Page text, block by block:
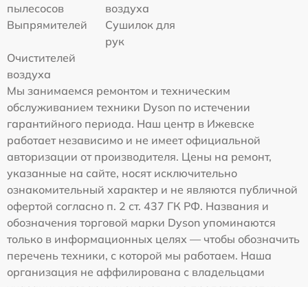
пылесосов
воздуха
Выпрямителей
Сушилок для
рук
Очистителей
воздуха
Мы занимаемся ремонтом и техническим
обслуживанием техники Dyson по истечении
гарантийного периода. Наш центр в Ижевске
работает независимо и не имеет официальной
авторизации от производителя. Цены на ремонт,
указанные на сайте, носят исключительно
ознакомительный характер и не являются публичной
офертой согласно п. 2 ст. 437 ГК РФ. Названия и
обозначения торговой марки Dyson упоминаются
только в информационных целях — чтобы обозначить
перечень техники, с которой мы работаем. Наша
организация не аффилирована с владельцами